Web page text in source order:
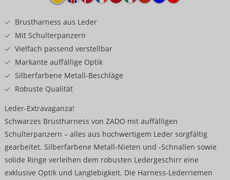
Brustharness aus Leder
Mit Schulterpanzern
Vielfach passend verstellbar
Markante auffällige Optik
Silberfarbene Metall-Beschläge
Robuste Qualität
Leder-Extravaganza!
Schwarzes Brustharness von ZADO mit auffälligen
Schulterpanzern – alles aus hochwertigem Leder sorgfältig
gearbeitet. Silberfarbene Metall-Nieten und -Schnallen sowie
solide Ringe verleihen dem robusten Ledergeschirr eine
exklusive Optik und Langlebigkeit. Die Harness-Lederriemen